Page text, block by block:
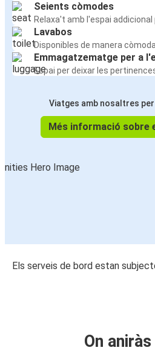
Seients còmodes
Relaxa't amb l'espai
Lavabos
Disponibles de manera
Emmagatzematge per a
Espai per deixar les
Viatges amb nosaltres
Més informació sobre
Els serveis de bord estan
On